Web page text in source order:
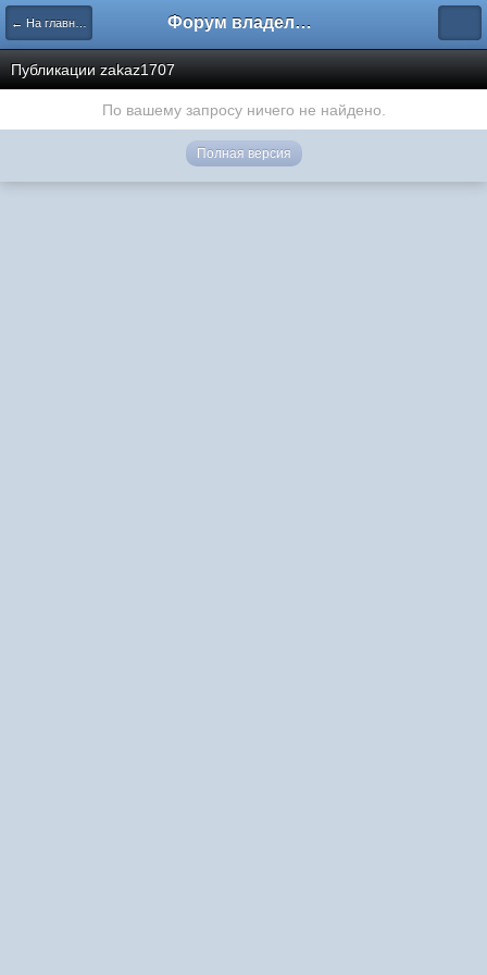
← На главную Форум владельцев интернет-магазинов
Публикации zakaz1707
По вашему запросу ничего не найдено.
Полная версия